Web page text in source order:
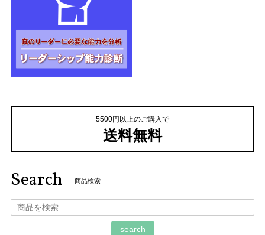
5500円以上のご購入で
送料無料
Search 商品検索
search